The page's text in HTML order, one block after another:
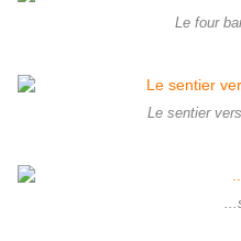
Le four
Le sentier